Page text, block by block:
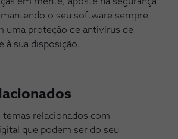
o seu software sempre
uma proteção de antivírus de
à sua disposição.
temas relacionados com
que podem ser do seu